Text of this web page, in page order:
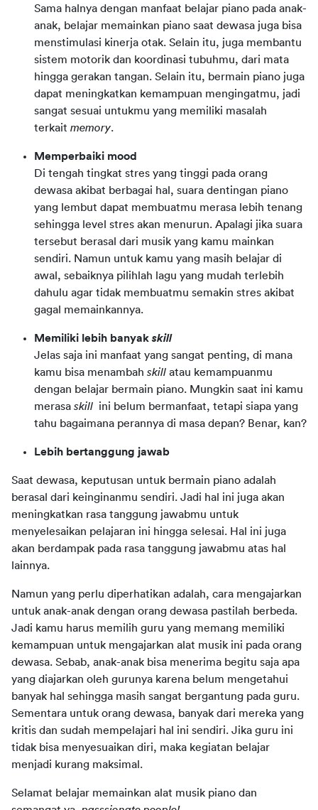
Sama halnya dengan manfaat belajar piano pada anak-
anak, belajar memainkan piano saat dewasa juga bisa
menstimulasi kinerja otak. Selain itu, juga membantu
sistem motorik dan koordinasi tubuhmu, dari mata
hingga gerakan tangan. Selain itu, bermain piano juga
dapat meningkatkan kemampuan mengingatmu, jadi
sangat sesuai untukmu yang memiliki masalah
terkait memory.
Memperbaiki mood
Di tengah tingkat stres yang tinggi pada orang
dewasa akibat berbagai hal, suara dentingan piano
yang lembut dapat membuatmu merasa lebih tenang
sehingga level stres akan menurun. Apalagi jika suara
tersebut berasal dari musik yang kamu mainkan
sendiri. Namun untuk kamu yang masih belajar di
awal, sebaiknya pilihlah lagu yang mudah terlebih
dahulu agar tidak membuatmu semakin stres akibat
gagal memainkannya.
Memiliki lebih banyak skill
Jelas saja ini manfaat yang sangat penting, di mana
kamu bisa menambah skill atau kemampuanmu
dengan belajar bermain piano. Mungkin saat ini kamu
merasa skill ini belum bermanfaat, tetapi siapa yang
tahu bagaimana perannya di masa depan? Benar, kan?
Lebih bertanggung jawab
Saat dewasa, keputusan untuk bermain piano adalah
berasal dari keinginanmu sendiri. Jadi hal ini juga akan
meningkatkan rasa tanggung jawabmu untuk
menyelesaikan pelajaran ini hingga selesai. Hal ini juga
akan berdampak pada rasa tanggung jawabmu atas hal
lainnya.
Namun yang perlu diperhatikan adalah, cara mengajarkan
untuk anak-anak dengan orang dewasa pastilah berbeda.
Jadi kamu harus memilih guru yang memang memiliki
kemampuan untuk mengajarkan alat musik ini pada orang
dewasa. Sebab, anak-anak bisa menerima begitu saja apa
yang diajarkan oleh gurunya karena belum mengetahui
banyak hal sehingga masih sangat bergantung pada guru.
Sementara untuk orang dewasa, banyak dari mereka yang
kritis dan sudah mempelajari hal ini sendiri. Jika guru ini
tidak bisa menyesuaikan diri, maka kegiatan belajar
menjadi kurang maksimal.
Selamat belajar memainkan alat musik piano dan